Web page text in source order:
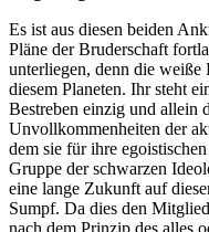
Es ist aus diesen beiden
Pläne der Bruderschaft
unterliegen, denn die
diesem Planeten. Ihr steht
Bestreben einzig und allein
Unvollkommenheiten der
dem sie für ihre
Gruppe der schwarzen
eine lange Zukunft auf
Sumpf. Da dies den
nach dem Prinzip des alles